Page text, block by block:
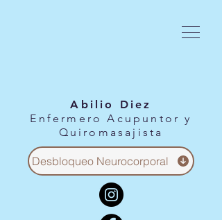
Abilio Diez
Enfermero Acupuntor y
Quiromasajista
Desbloqueo Neurocorporal